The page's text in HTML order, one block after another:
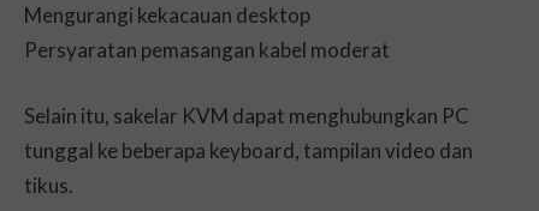
Mengurangi kekacauan desktop
Persyaratan pemasangan kabel moderat
Selain itu, sakelar KVM dapat menghubungkan PC
tunggal ke beberapa keyboard, tampilan video dan
tikus.